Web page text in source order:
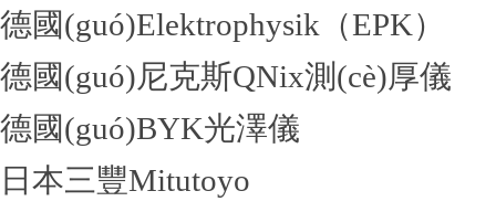
德國(guó)Elektrophysik（EPK）
德國(guó)尼克斯QNix測(cè)厚儀
德國(guó)BYK光澤儀
日本三豐Mitutoyo